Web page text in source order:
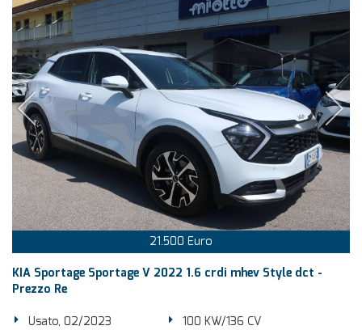
21.500 Euro
KIA Sportage Sportage V 2022 1.6 crdi mhev Style dct -
Prezzo Re
Usato, 02/2023
100 KW/136 CV